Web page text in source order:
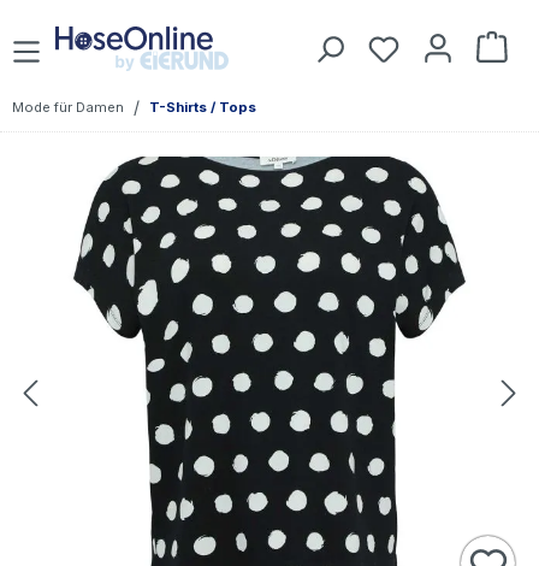
Zum Hauptinhalt springen Du hast 0
Mode für Damen / T-Shirts / Tops
Bildergalerie überspringen